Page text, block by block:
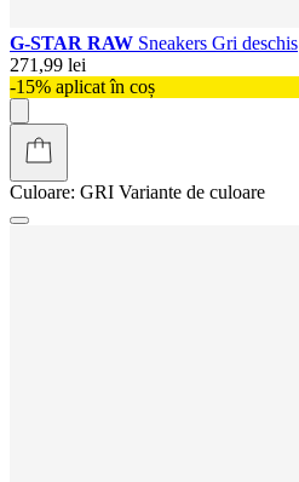
G-STAR RAW Sneakers Gri deschis
271,99 lei
-15% aplicat în coș
Culoare: GRI Variante de culoare